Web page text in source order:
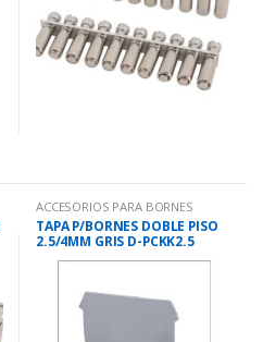
ACCESORIOS PARA BORNES
TAPA P/BORNES DOBLE PISO
2.5/4MM GRIS D-PCKK2.5